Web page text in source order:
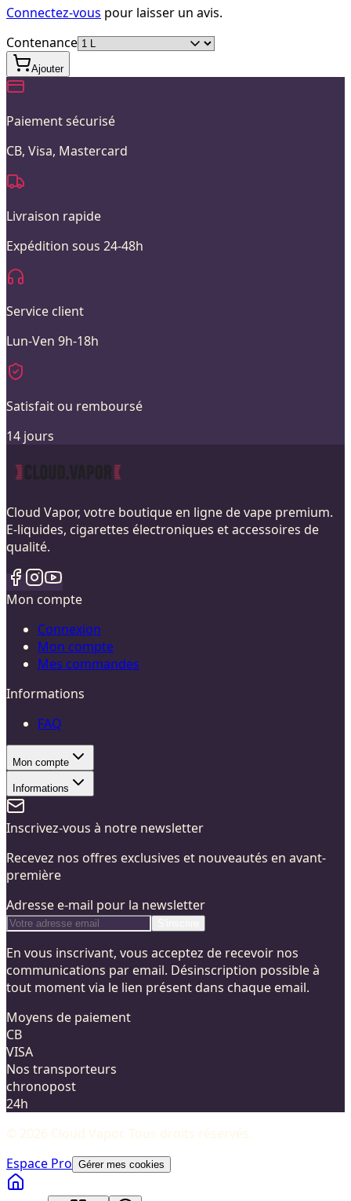
Connectez-vous pour laisser un avis.
Contenance
Ajouter
Paiement sécurisé
CB, Visa, Mastercard
Livraison rapide
Expédition sous 24-48h
Service client
Lun-Ven 9h-18h
Satisfait ou remboursé
14 jours
Cloud Vapor, votre boutique en ligne de vape premium.
E-liquides, cigarettes électroniques et accessoires de
qualité.
Mon compte
Connexion
Mon compte
Mes commandes
Informations
FAQ
Mon compte
Informations
Inscrivez-vous à notre newsletter
Recevez nos offres exclusives et nouveautés en avant-
première
Adresse e-mail pour la newsletter
En vous inscrivant, vous acceptez de recevoir nos
communications par email. Désinscription possible à
tout moment via le lien présent dans chaque email.
Moyens de paiement
CB
VISA
Nos transporteurs
chronopost
24h
© 2026 Cloud Vapor. Tous droits réservés.
Espace Pro Gérer mes cookies